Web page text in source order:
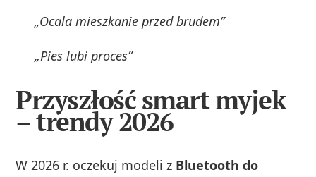
„Ocala mieszkanie przed brudem”
„Pies lubi proces”
Przyszłość smart myjek
– trendy 2026
W 2026 r. oczekuj modeli z Bluetooth do